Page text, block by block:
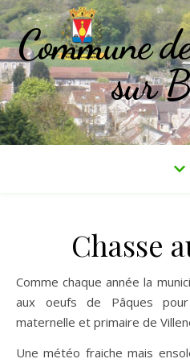
Commune
sur
Chasse
Comme chaque année la municipalité a organisé sa chasse
aux oeufs de Pâques
maternelle et primaire de
Une météo fraiche mais